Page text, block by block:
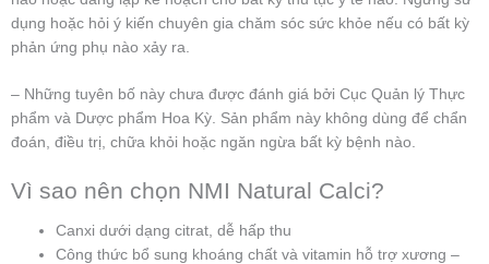
dụng hoặc hỏi ý kiến chuyên gia chăm sóc sức khỏe nếu có bất kỳ
phản ứng phụ nào xảy ra.
– Những tuyên bố này chưa được đánh giá bởi Cục Quản lý Thực
phẩm và Dược phẩm Hoa Kỳ. Sản phẩm này không dùng để chẩn
đoán, điều trị, chữa khỏi hoặc ngăn ngừa bất kỳ bệnh nào.
Vì sao nên chọn NMI Natural Calci?
Canxi dưới dạng citrat, dễ hấp thu
Công thức bổ sung khoáng chất và vitamin hỗ trợ xương –